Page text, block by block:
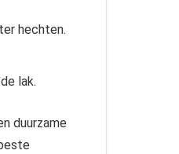
hechten.
lak.
duurzame